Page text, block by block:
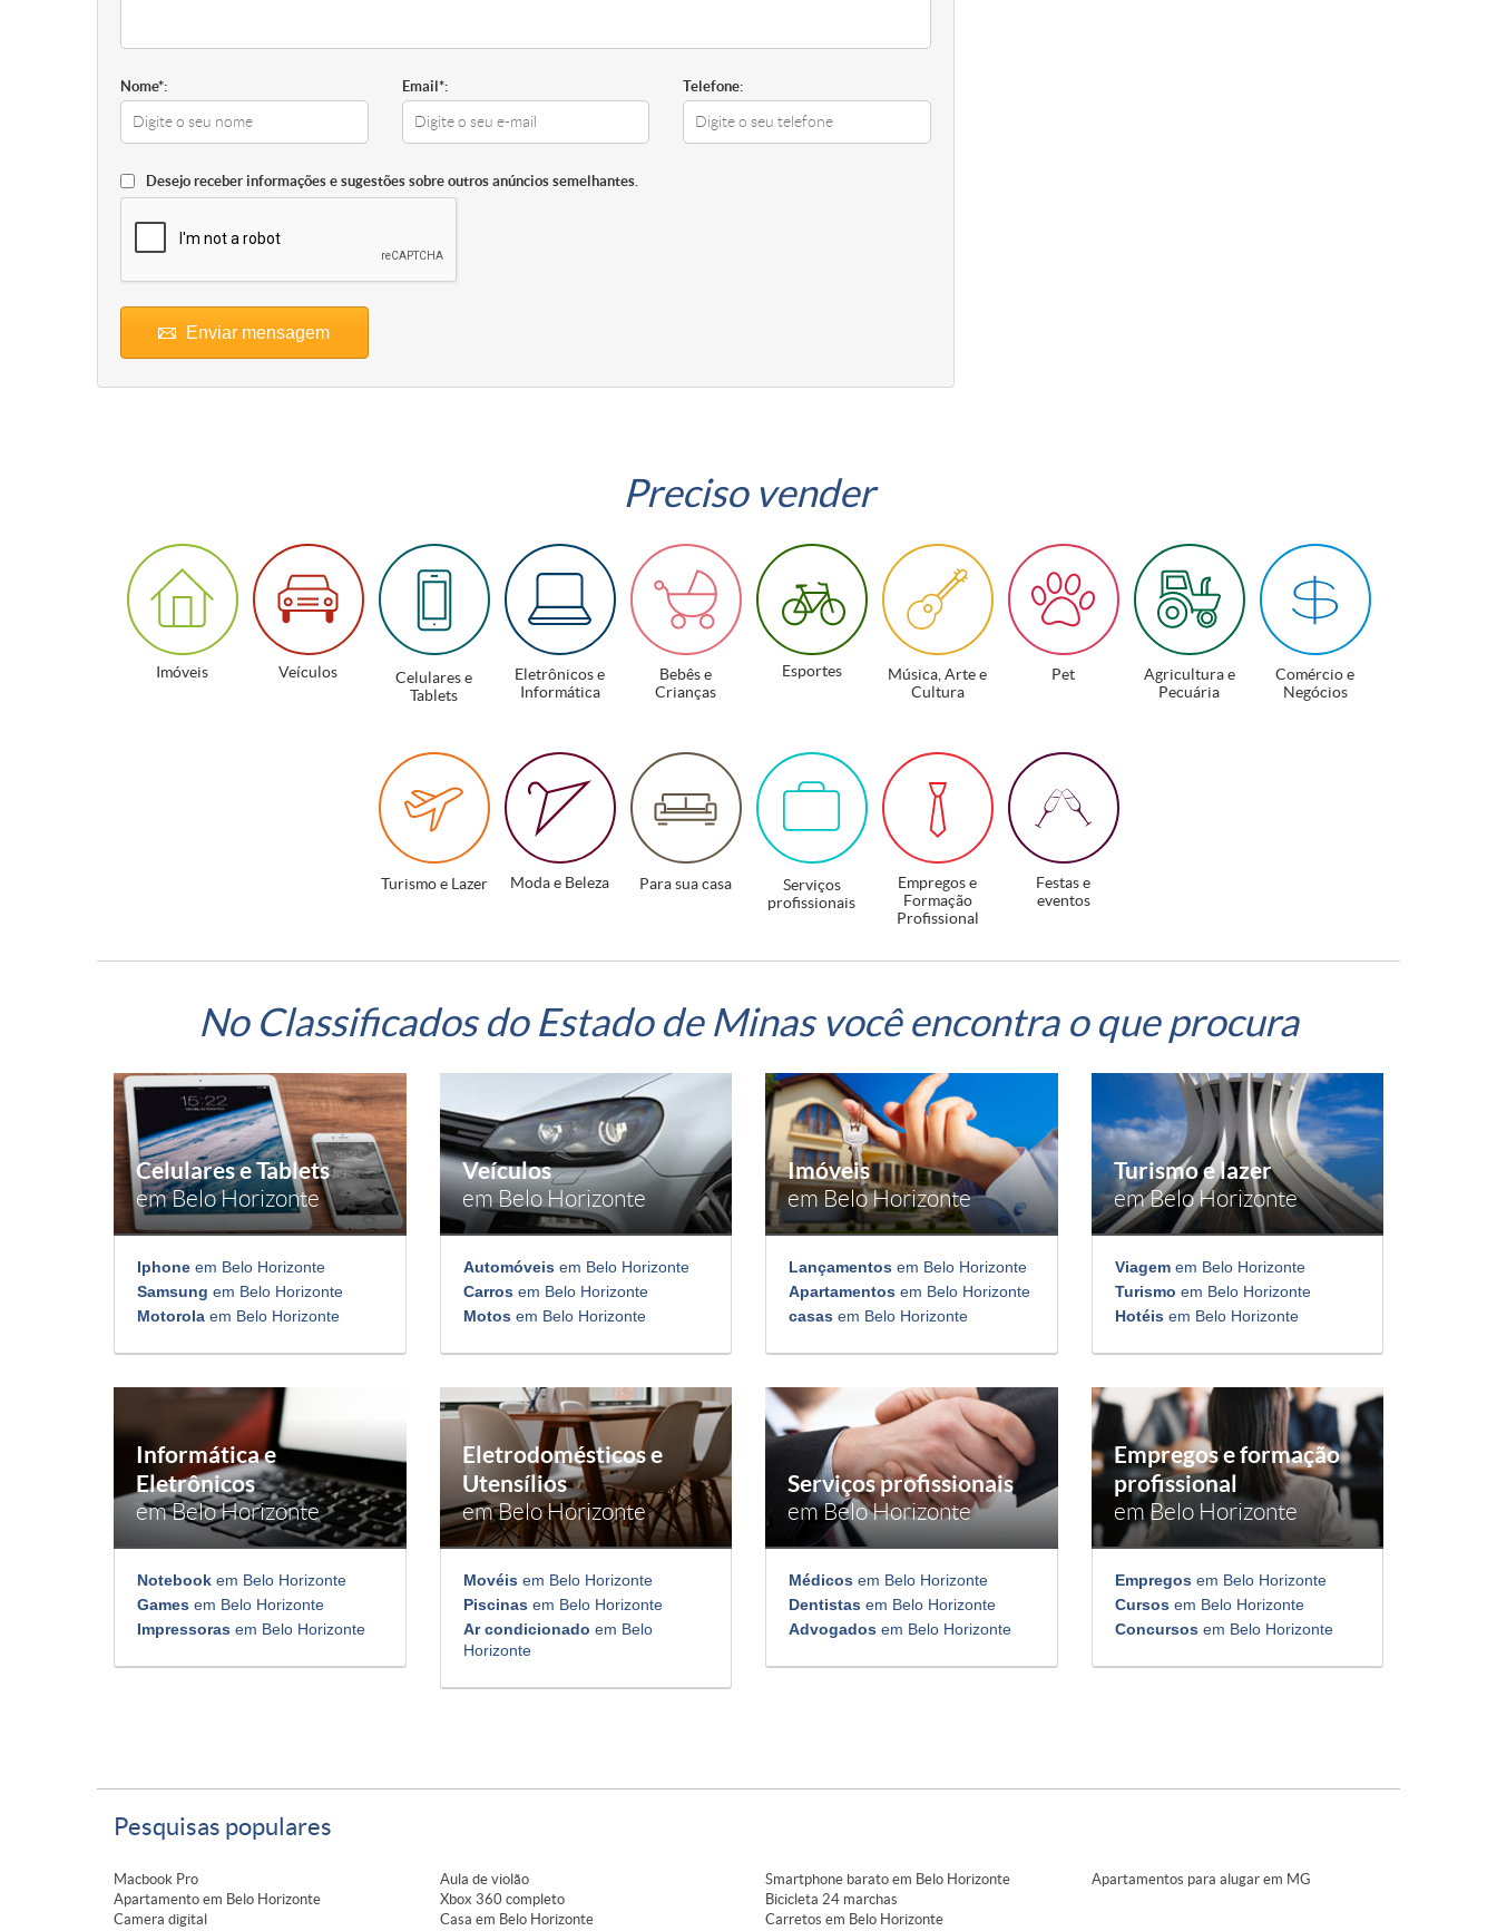
Nome*: Email*: Telefone:
Desejo receber informações e sugestões sobre outros anúncios semelhantes.
Enviar mensagem
Preciso vender
Imóveis Veículos
Celulares e
Tablets
Eletrônicos e
Informática
Bebês e
Crianças
Esportes
Música, Arte e
Cultura
Pet
Agricultura e
Pecuária
Comércio e
Negócios
Turismo e Lazer Moda e Beleza Para sua casa
Serviços
profissionais
Empregos e
Formação
Profissional
Festas e
eventos
No Classificados do Estado de Minas você encontra o que procura
Celulares e Tablets
em Belo Horizonte
Iphone em Belo Horizonte
Samsung em Belo Horizonte
Motorola em Belo Horizonte
Veículos
em Belo Horizonte
Automóveisem Belo Horizonte
Carrosem Belo Horizonte
Motosem Belo Horizonte
Imóveis
em Belo Horizonte
Lançamentos em Belo Horizonte
Apartamentos em Belo Horizonte
casas em Belo Horizonte
Turismo e lazer
em Belo Horizonte
Viagemem Belo Horizonte
Turismo em Belo Horizonte
Hotéisem Belo Horizonte
Informática e
Eletrônicos
em Belo Horizonte
Notebook em Belo Horizonte
Games em Belo Horizonte
Impressoras em Belo Horizonte
Eletrodomésticos e
Utensílios
em Belo Horizonte
Movéisem Belo Horizonte
Piscinasem Belo Horizonte
Ar condicionado em Belo
Horizonte
Serviços profissionais
em Belo Horizonte
Médicos em Belo Horizonte
Dentistas em Belo Horizonte
Advogados em Belo Horizonte
Empregos e formação
profissional
em Belo Horizonte
Empregosem Belo Horizonte
Cursosem Belo Horizonte
Concursosem Belo Horizonte
Pesquisas populares
Macbook Pro
Apartamento em Belo Horizonte
Camera digital
Aula de violão
Xbox 360 completo
Casa em Belo Horizonte
Smartphone barato em Belo Horizonte
Bicicleta 24 marchas
Carretos em Belo Horizonte
Apartamentos para alugar em MG